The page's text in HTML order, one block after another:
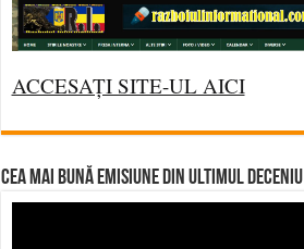
ACCESAȚI SITE-UL AICI
CEA MAI BUNĂ EMISIUNE DIN ULTIMUL DECENIU